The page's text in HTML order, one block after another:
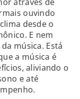
ouvindo
desde o
E nem
música. Está
a música é
aliviando o
e até